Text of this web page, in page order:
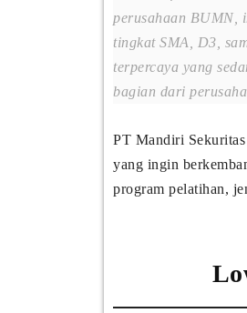
perusahaan BUMN,
tingkat SMA, D3,
terpercaya yang
bagian dari
PT Mandiri
yang ingin
program pelatihan,